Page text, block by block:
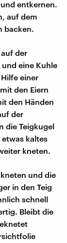
entkernen.
auf dem
backen.
der
eine Kuhle
einer
den Eiern
den Händen
der
die Teigkugel
kaltes
kneten.
und die
in den Teig
schnell
Bleibt die